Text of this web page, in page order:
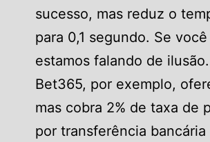
sucesso, mas reduz o
para 0,1 segundo. Se
estamos falando de ilusão.
Bet365, por exemplo,
mas cobra 2% de taxa de
por transferência